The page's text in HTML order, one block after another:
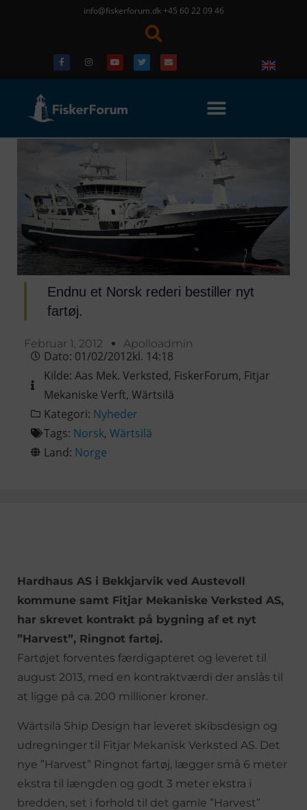
info@fiskerforum.dk +45 60 22 09 46
Endnu et Norsk rederi bestiller nyt
fartøj.
Februar 1, 2012 Apolloadmin
Dato: 01/02/2012kl. 14:18
Kilde: Aas Mek. Verksted, FiskerForum, Fitjar
Mekaniske Verft, Wärtsilä
Kategori: Nyheder
Tags: Norsk, Wärtsilä
Land: Norge
Hardhaus AS i Bekkjarvik ved Austevoll
kommune samt Fitjar Mekaniske Verksted AS,
har skrevet kontrakt på bygning af et nyt
”Harvest”, Ringnot fartøj.
Fartøjet forventes færdigapteret og leveret til
august 2013, med en kontraktværdi der anslås til
at ligge på ca. 200 millioner kroner.
Wärtsilä Ship Design har leveret skibsdesign og
udregninger til Fitjar Mekanisk Verksted AS. Det
nye ”Harvest” Ringnot fartøj, lægger små 6 meter
ekstra til længden og godt 3 meter ekstra i
bredden, set i forhold til det gamle ”Harvest”